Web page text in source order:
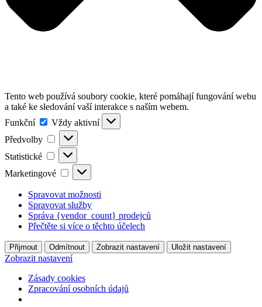
Tento web používá soubory cookie, které pomáhají fungování webu
a také ke sledování vaší interakce s naším webem.
Funkční
Funkční
Vždy aktivní
Předvolby
Předvolby
Statistické
Statistické
Marketingové
Marketingové
Spravovat možnosti
Spravovat služby
Správa {vendor_count} prodejců
Přečtěte si více o těchto účelech
Přijmout Odmítnout Zobrazit nastavení Uložit nastavení
Zobrazit nastavení
Zásady cookies
Zpracování osobních údajů